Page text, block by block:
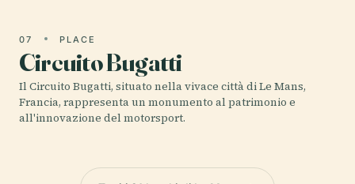
07 PLACE
Circuito Bugatti
Il Circuito Bugatti, situato nella vivace città di Le Mans,
Francia, rappresenta un monumento al patrimonio e
all'innovazione del motorsport.